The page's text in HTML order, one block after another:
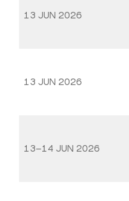
13 JUN 2026
13 JUN 2026
13–14 JUN 2026